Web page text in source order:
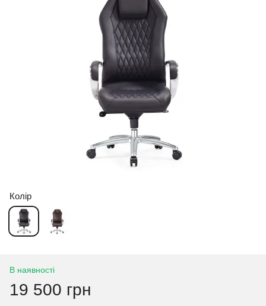
Колір
В наявності
19 500 грн